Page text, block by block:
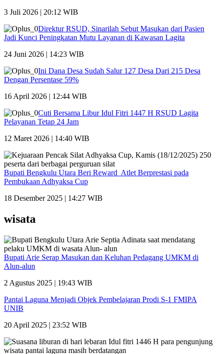
3 Juli 2026 | 20:12 WIB
Direktur RSUD, Sinarilah Sebut Masukan dari Pasien
Jadi Kunci Peningkatan Mutu Layanan di Kawasan Lagita
24 Juni 2026 | 14:23 WIB
Ini Dana Desa Sudah Salur 127 Desa Dari 215 Desa
Dengan Persentase 59%
16 April 2026 | 12:44 WIB
Cuti Bersama Libur Idul Fitri 1447 H RSUD Lagita
Pelayanan Tetap 24 Jam
12 Maret 2026 | 14:40 WIB
Bupati Bengkulu Utara Beri Reward Atlet Berprestasi pada
Pembukaan Adhyaksa Cup
18 Desember 2025 | 14:27 WIB
wisata
Bupati Arie Serap Masukan dan Keluhan Pedagang UMKM di
Alun-alun
2 Agustus 2025 | 19:43 WIB
Pantai Laguna Menjadi Objek Pembelajaran Prodi S-1 FMIPA
UNIB
20 April 2025 | 23:52 WIB